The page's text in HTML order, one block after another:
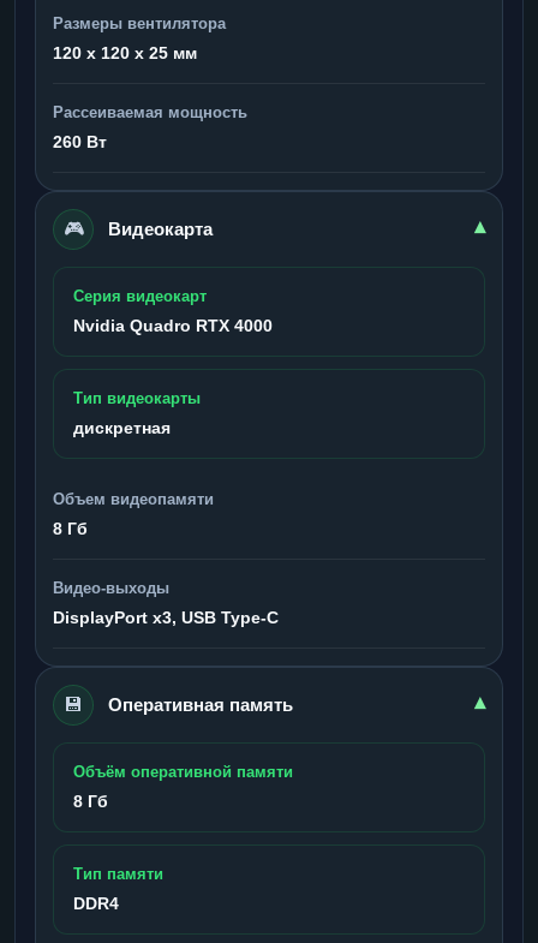
Размеры вентилятора
120 x 120 x 25 мм
Рассеиваемая мощность
260 Вт
🎮 Видеокарта ▾
Серия видеокарт
Nvidia Quadro RTX 4000
Тип видеокарты
дискретная
Объем видеопамяти
8 Гб
Видео-выходы
DisplayPort x3, USB Type-C
💾 Оперативная память ▾
Объём оперативной памяти
8 Гб
Тип памяти
DDR4